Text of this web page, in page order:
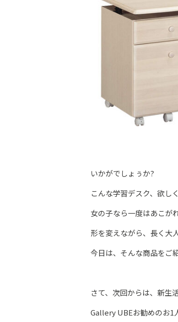
いかがでしょぅか?
こんな学習デスク、欲し
女の子なら一度はあこが
形を変えながら、長く大
今日は、そんな商品をご
さて、次回からは、新生
Gallery UBEお勧めのお1